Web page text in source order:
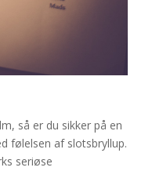
så er du sikker på en
følelsen af slotsbryllup.
seriøse